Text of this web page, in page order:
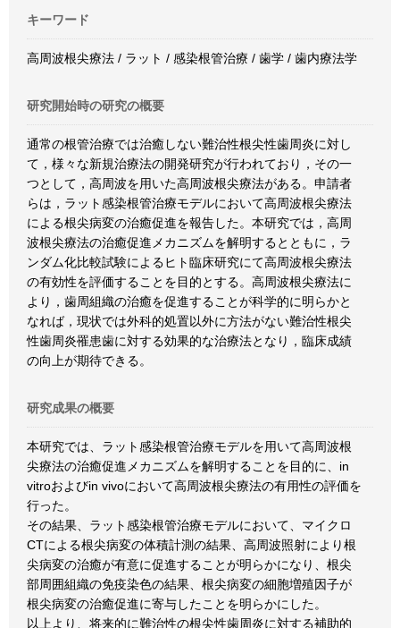
キーワード
高周波根尖療法 / ラット / 感染根管治療 / 歯学 / 歯内療法学
研究開始時の研究の概要
通常の根管治療では治癒しない難治性根尖性歯周炎に対し
て，様々な新規治療法の開発研究が行われており，その一
つとして，高周波を用いた高周波根尖療法がある。申請者
らは，ラット感染根管治療モデルにおいて高周波根尖療法
による根尖病変の治癒促進を報告した。本研究では，高周
波根尖療法の治癒促進メカニズムを解明するとともに，ラ
ンダム化比較試験によるヒト臨床研究にて高周波根尖療法
の有効性を評価することを目的とする。高周波根尖療法に
より，歯周組織の治癒を促進することが科学的に明らかと
なれば，現状では外科的処置以外に方法がない難治性根尖
性歯周炎罹患歯に対する効果的な治療法となり，臨床成績
の向上が期待できる。
研究成果の概要
本研究では、ラット感染根管治療モデルを用いて高周波根
尖療法の治癒促進メカニズムを解明することを目的に、in
vitroおよびin vivoにおいて高周波根尖療法の有用性の評価を
行った。
その結果、ラット感染根管治療モデルにおいて、マイクロ
CTによる根尖病変の体積計測の結果、高周波照射により根
尖病変の治癒が有意に促進することが明らかになり、根尖
部周囲組織の免疫染色の結果、根尖病変の細胞増殖因子が
根尖病変の治癒促進に寄与したことを明らかにした。
以上より、将来的に難治性の根尖性歯周炎に対する補助的